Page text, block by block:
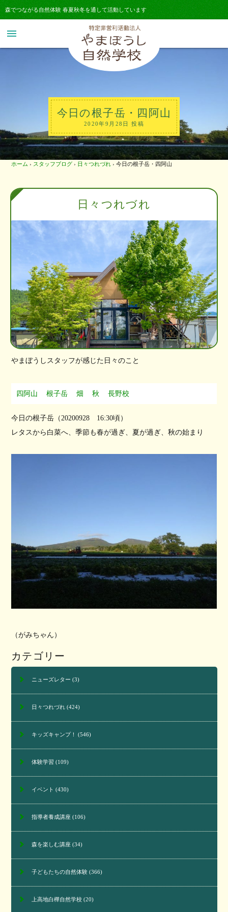
森でつながる自然体験 春夏秋冬を通して活動しています
menu
今日の根子岳・四阿山
2020年9月28日 投稿
ホーム › スタッフブログ › 日々つれづれ › 今日の根子岳・四阿山
日々つれづれ
やまぼうしスタッフが感じた日々のこと
四阿山 根子岳 畑 秋 長野校
今日の根子岳（20200928 16:30頃）
レタスから白菜へ、季節も春が過ぎ、夏が過ぎ、秋の始まり
（がみちゃん）
カテゴリー
ニューズレター (3)
日々つれづれ(424)
キッズキャンプ！ (546)
体験学習 (109)
イベント (430)
指導者養成講座(106)
森を楽しむ講座(34)
子どもたちの自然体験(366)
上高地白樺自然学校(20)